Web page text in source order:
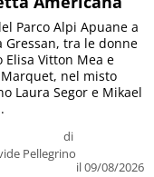
di
Pellegrino
il 09/08/2026
Parco Alpi Apuane a
Gressan, tra le donne
Elisa Vitton Mea e
nel misto
Laura Segor e Mikael